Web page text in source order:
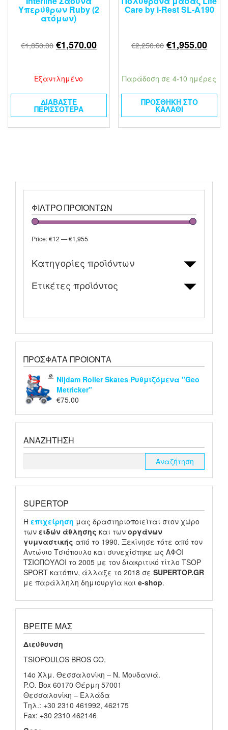
Υπερύθρων Ruby (2
ατόμων)
€1,850.00 €1,570.00
Εξαντλημένο
ΔΙΑΒΆΣΤΕ
ΠΕΡΙΣΣΌΤΕΡΑ
Care by i‑Rest SL‑A190
€2,250.00 €1,955.00
Παράδοση σε 4-10 ημέρες
ΠΡΟΣΘΉΚΗ ΣΤΟ
ΚΑΛΆΘΙ
ΦΊΛΤΡΟ ΠΡΟΪΌΝΤΩΝ
Price:€12—€1,955
Κατηγορίες προϊόντων
Ετικέτες προϊόντος
ΠΡΌΣΦΑΤΑ ΠΡΟΪΌΝΤΑ
Nijdam Roller Skates Ρυθμιζόμενα "Geo
Metricker"
€75.00
ΑΝΑΖΉΤΗΣΗ
SUPERTOP
H επιχείρηση μας δραστηριοποιείται στον χώρο
των ειδών άθλησης και των οργάνων
γυμναστικής από το 1990. Ξεκίνησε τότε από τον
Αντώνιο Τσιόπουλο και συνεχίστηκε ως ΑΦΟΙ
ΤΣΙΟΠΟΥΛΟΙ το 2005 με τον διακριτικό τίτλο TSOP
SPORT κατόπιν, άλλαξε το 2018 σε SUPERTOP.GR
με παράλληλη δημιουργία και e-shop.
ΒΡΕΊΤΕ ΜΑΣ
Διεύθυνση
TSIOPOULOS BROS CO.
14ο Χλμ. Θεσσαλονίκη – Ν. Μουδανιά.
P.O. Box 60170 Θέρμη 57001
Θεσσαλονίκη – Ελλάδα
Τηλ.: +30 2310 461992, 462175
Fax: +30 2310 462146